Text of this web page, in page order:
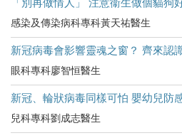
感染及傳染病科專科黃天祐醫生
新冠病毒會影響靈魂之窗？ 齊來認
眼科專科廖智恒醫生
新冠、輪狀病毒同樣可怕 嬰幼兒防
兒科專科劉成志醫生